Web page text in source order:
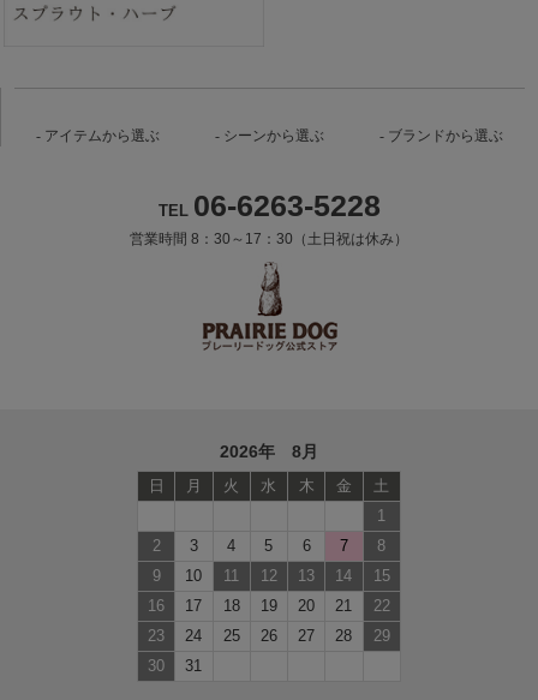
アイテムから選ぶ シーンから選ぶ ブランドから選ぶ
TEL 06-6263-5228
営業時間 8：30～17：30（土日祝は休み）
2026年 8月
日 月 火 水 木 金
土
1
2
3 4 5 6 7
8
9
10 11 12 13 14
15
16
17 18 19 20 21
22
23
24 25 26 27 28
29
30
31